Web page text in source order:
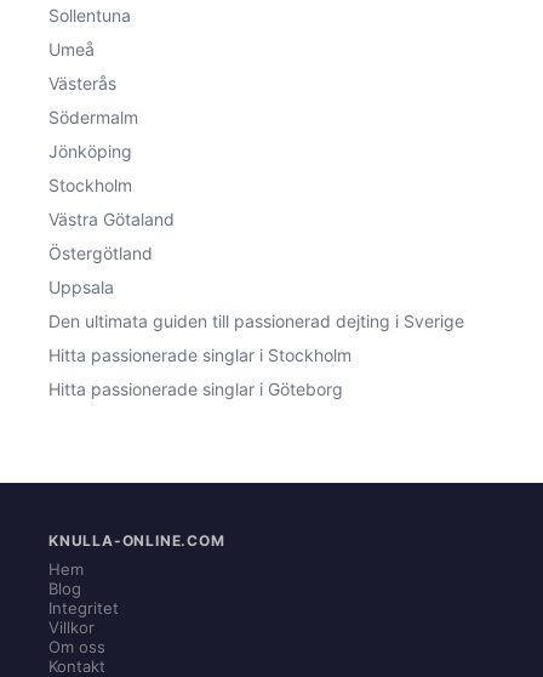
Sollentuna
Umeå
Västerås
Södermalm
Jönköping
Stockholm
Västra Götaland
Östergötland
Uppsala
Den ultimata guiden till passionerad dejting i Sverige
Hitta passionerade singlar i Stockholm
Hitta passionerade singlar i Göteborg
KNULLA-ONLINE.COM
Hem
Blog
Integritet
Villkor
Om oss
Kontakt